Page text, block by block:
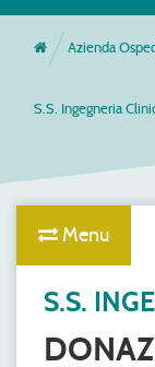
Azienda
S.S. Ingegneria
Menu
S.S.